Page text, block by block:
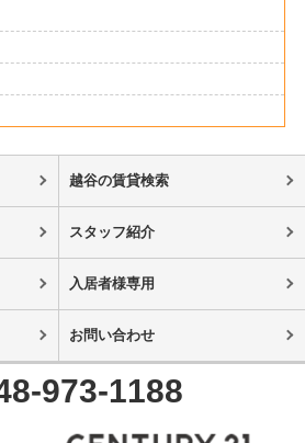
越谷の賃貸検索
スタッフ紹介
入居者様専用
お問い合わせ
973-1188